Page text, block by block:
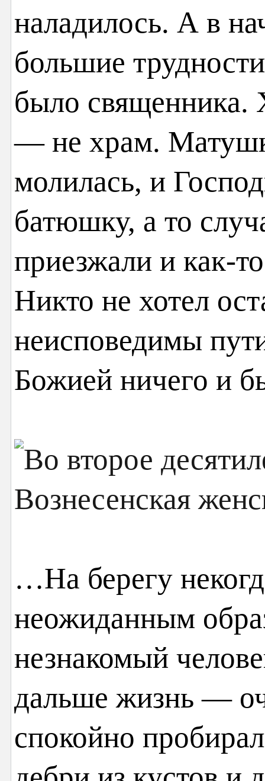
наладилось. А в
большие
было священника.
— не храм.
молилась, и
батюшку, а то
приезжали и как-
Никто не хотел
неисповедимы
Божией ничего и
…На берегу
неожиданным
незнакомый
дальше жизнь —
спокойно